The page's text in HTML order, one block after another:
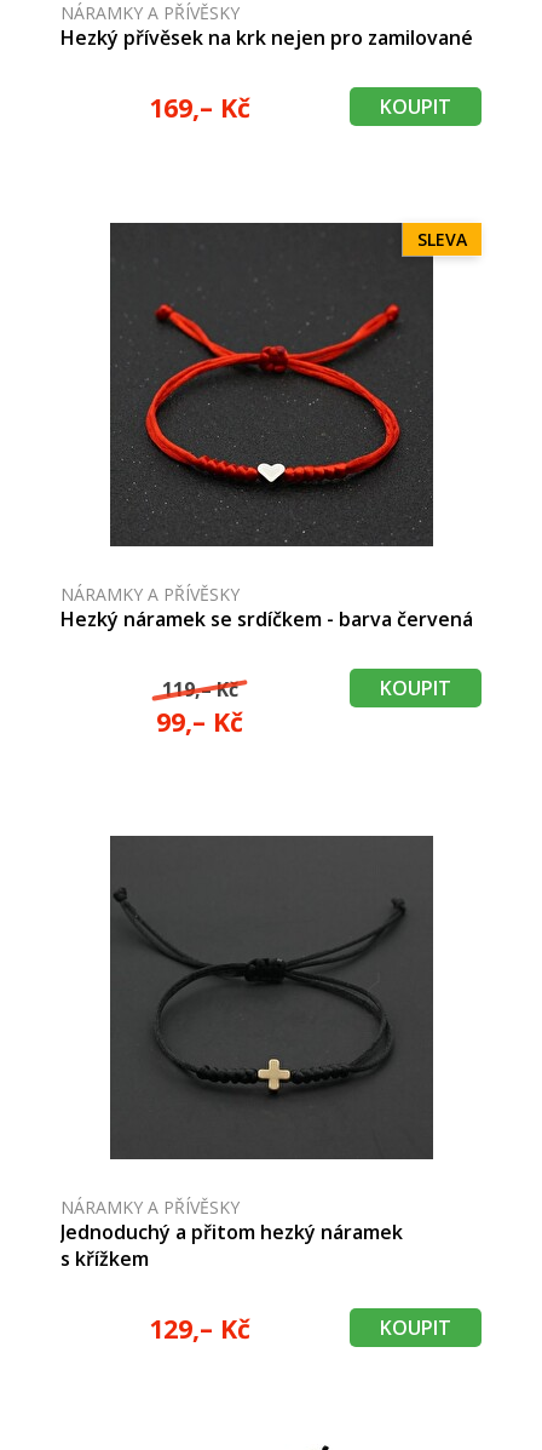
NÁRAMKY A PŘÍVĚSKY
Hezký přívěsek na krk nejen pro zamilované
169,– Kč KOUPIT
SLEVA
NÁRAMKY A PŘÍVĚSKY
Hezký náramek se srdíčkem - barva červená
119,– Kč
99,– Kč
KOUPIT
NÁRAMKY A PŘÍVĚSKY
Jednoduchý a přitom hezký náramek
s křížkem
129,– Kč KOUPIT